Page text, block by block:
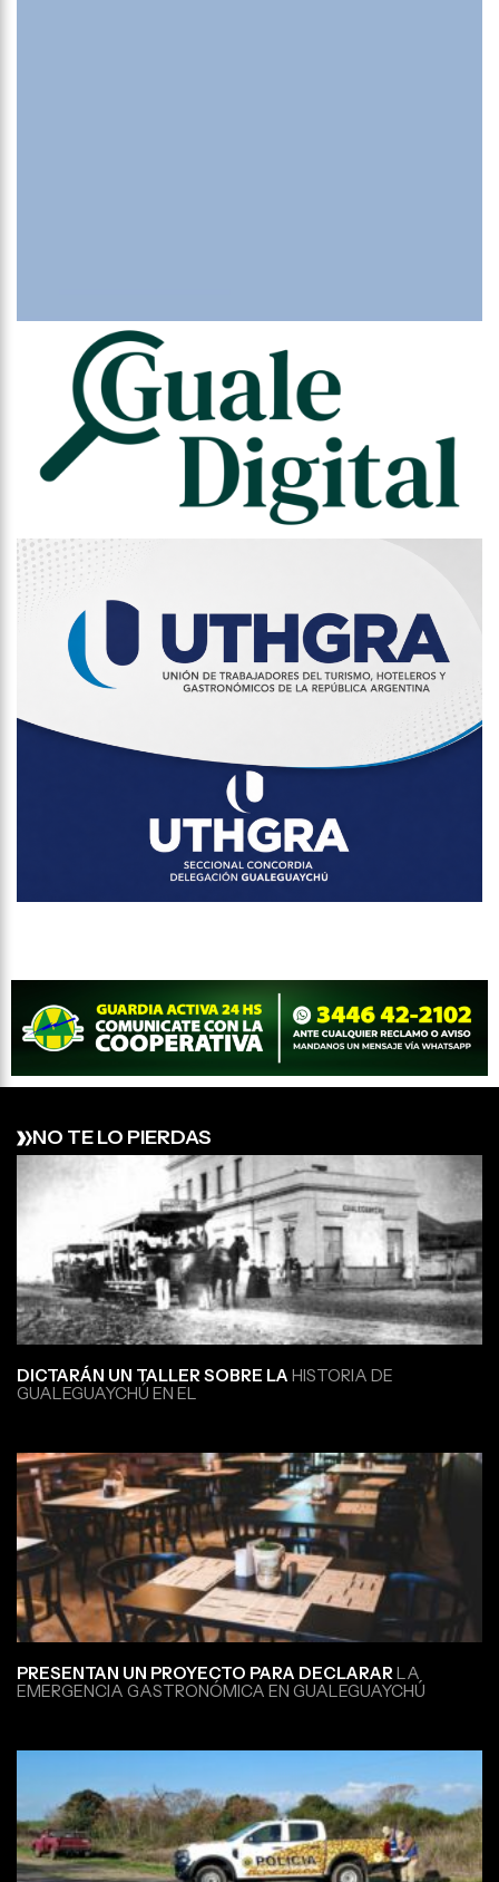
NO TE LO PIERDAS
DICTARÁN UN TALLER SOBRE LA HISTORIA DE
GUALEGUAYCHÚ EN EL
PRESENTAN UN PROYECTO PARA DECLARARLA
EMERGENCIA GASTRONÓMICA EN GUALEGUAYCHÚ